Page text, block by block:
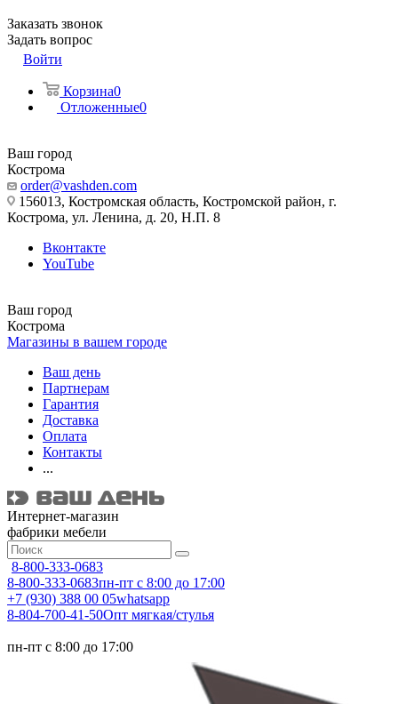
Заказать звонок
Задать вопрос
Войти
Корзина0
Отложенные0
Ваш город
Кострома
order@vashden.com
156013, Костромская область, Костромской район, г.
Кострома, ул. Ленина, д. 20, Н.П. 8
Вконтакте
YouTube
Ваш город
Кострома
Магазины в вашем городе
Ваш день
Партнерам
Гарантия
Доставка
Оплата
Контакты
...
Интернет-магазин
фабрики мебели
8-800-333-0683
8-800-333-0683пн-пт с 8:00 до 17:00
+7 (930) 388 00 05whatsapp
8-804-700-41-50Опт мягкая/стулья
пн-пт с 8:00 до 17:00